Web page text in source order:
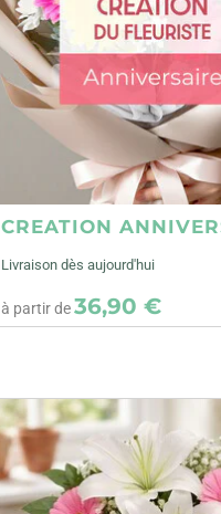
CREATION
Livraison dès aujourd'hui
à partir de36,90 €